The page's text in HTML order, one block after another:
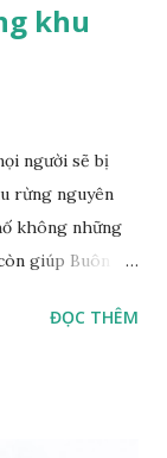
khu
người sẽ bị
rừng nguyên
không những
giúp Buôn Ma
là thủ phủ
ĐỌC THÊM